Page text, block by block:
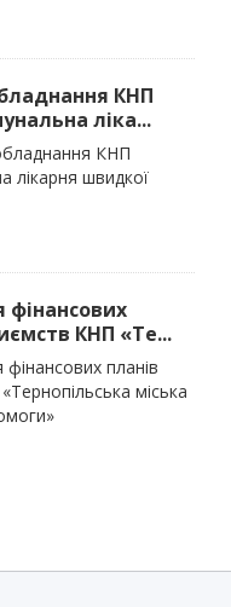
КНП
ліка...
КНП
лікарня швидкої
фінансових
КНП «Те...
планів
міська